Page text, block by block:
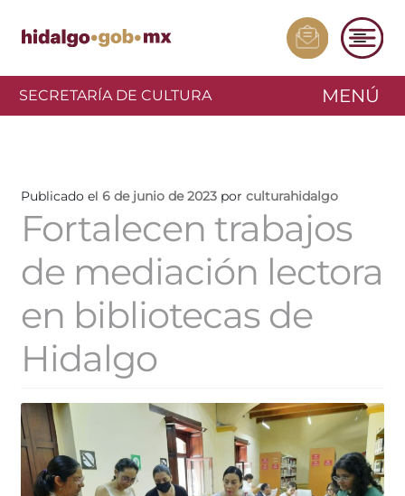
SECRETARÍA DE CULTURA MENÚ
Publicado el 6 de junio de 2023 por culturahidalgo
Fortalecen trabajos
de mediación lectora
en bibliotecas de
Hidalgo